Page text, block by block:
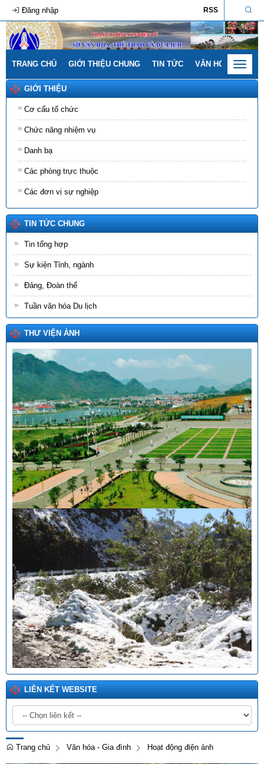
RSS
Đăng nhập
TRANG CHỦ GIỚI THIỆU CHUNG TIN TỨC VĂN HÓA - GIA
Toggle
GIỚI THIỆU
Cơ cấu tổ chức
Chức năng nhiệm vụ
Danh bạ
Các phòng trực thuộc
Các đơn vị sự nghiệp
TIN TỨC CHUNG
Tin tổng hợp
Sự kiện Tỉnh, ngành
Đảng, Đoàn thể
Tuần văn hóa Du lịch
THƯ VIỆN ẢNH
LIÊN KẾT WEBSITE
Trang chủ Văn hóa - Gia đình Hoạt động điện ảnh